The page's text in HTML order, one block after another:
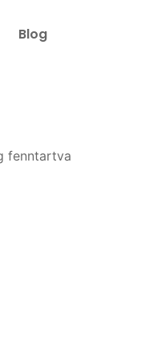
Blog
fenntartva